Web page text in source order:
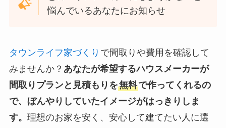
悩んでいるあなたにお知らせ
タウンライフ家づくり で間取りや費用を確認して
みませんか？ あなたが希望するハウスメーカーが
間取りプランと見積もりを無料で作ってくれるの
で、ぼんやりしていたイメージがはっきりしま
す。 理想のお家を安く、安心して建てたい人に選